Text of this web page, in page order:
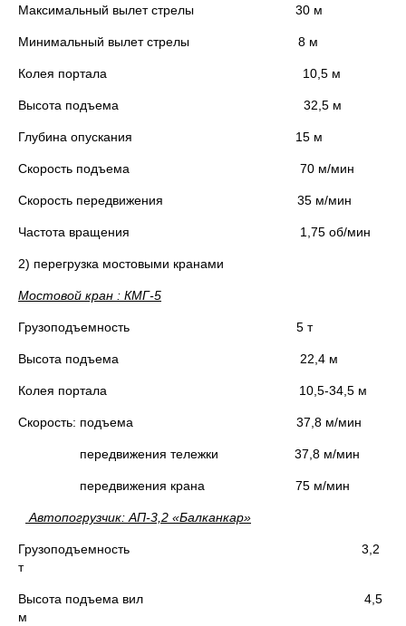
Максимальный вылет стрелы 30 м
Минимальный вылет стрелы 8 м
Колея портала 10,5 м
Высота подъема 32,5 м
Глубина опускания 15 м
Скорость подъема 70 м/мин
Скорость передвижения 35 м/мин
Частота вращения 1,75 об/мин
2) перегрузка мостовыми кранами
Мостовой кран : КМГ-5
Грузоподъемность 5 т
Высота подъема 22,4 м
Колея портала 10,5-34,5 м
Скорость: подъема 37,8 м/мин
передвижения тележки 37,8 м/мин
передвижения крана 75 м/мин
Автопогрузчик: АП-3,2 «Балканкар»
Грузоподъемность 3,2
т
Высота подъема вил 4,5
м